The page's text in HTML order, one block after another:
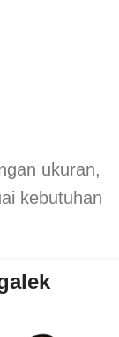
ukuran,
kebutuhan